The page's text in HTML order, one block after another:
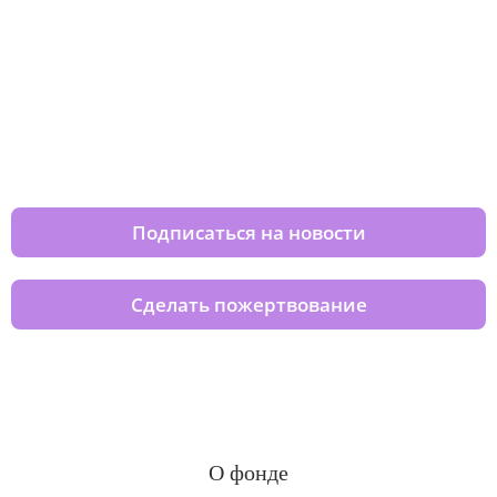
Подписаться на новости
Сделать пожертвование
О фонде